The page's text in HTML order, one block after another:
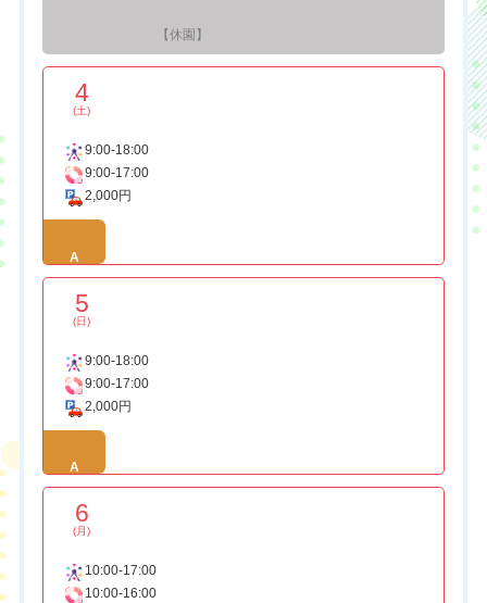
【休園】
4
(土)
9:00-18:00
9:00-17:00
2,000円
A
5
(日)
9:00-18:00
9:00-17:00
2,000円
A
6
(月)
10:00-17:00
10:00-16:00